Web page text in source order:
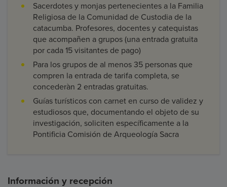
Sacerdotes y monjas pertenecientes a la Familia
Religiosa de la Comunidad de Custodia de la
catacumba. Profesores, docentes y catequistas
que acompañen a grupos (una entrada gratuita
por cada 15 visitantes de pago)
Para los grupos de al menos 35 personas que
compren la entrada de tarifa completa, se
concederàn 2 entradas gratuitas.
Guías turísticos con carnet en curso de validez y
estudiosos que, documentando el objeto de su
investigación, soliciten específicamente a la
Pontificia Comisión de Arqueología Sacra
Información y recepción